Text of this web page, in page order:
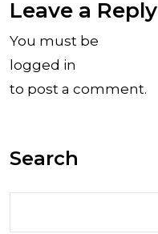
Leave a Reply
You must be
logged in
to post a comment.
Search